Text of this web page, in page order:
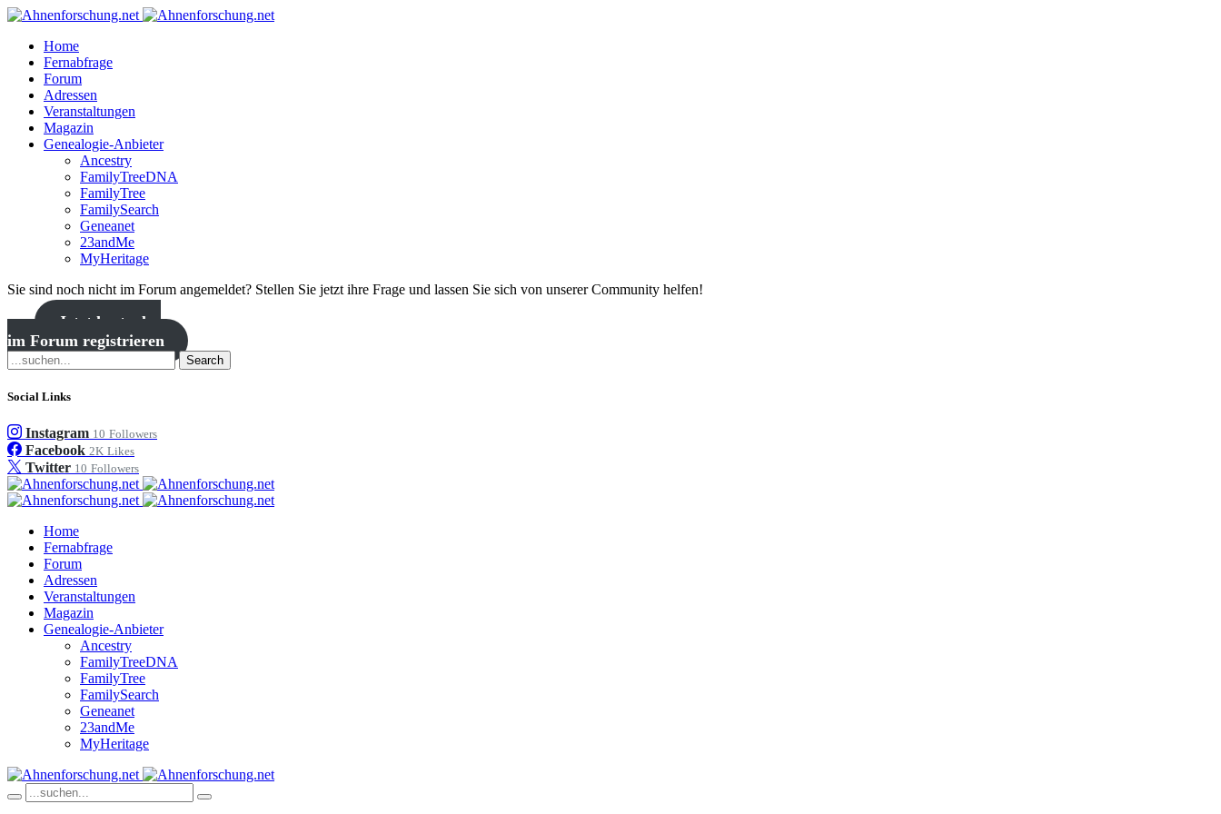
Home
Fernabfrage
Forum
Adressen
Veranstaltungen
Magazin
Genealogie-Anbieter
Ancestry
FamilyTreeDNA
FamilyTree
FamilySearch
Geneanet
23andMe
MyHeritage
Sie sind noch nicht im Forum angemeldet? Stellen Sie jetzt ihre Frage und lassen Sie sich von unserer Community helfen!
Jetzt kostenlos
im Forum registrieren
Search
Social Links
Instagram 10 Followers
Facebook 2K Likes
Twitter 10 Followers
Home
Fernabfrage
Forum
Adressen
Veranstaltungen
Magazin
Genealogie-Anbieter
Ancestry
FamilyTreeDNA
FamilyTree
FamilySearch
Geneanet
23andMe
MyHeritage